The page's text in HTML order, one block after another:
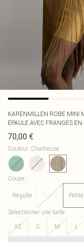
KARENMILLEN ROBE MINI
ÉPAULE AVEC FRANGES
70,00 €
Couleur: Chartreuse
Coupe:
Regular Grand Petite
Sélectionner une taille:
XS
S M L